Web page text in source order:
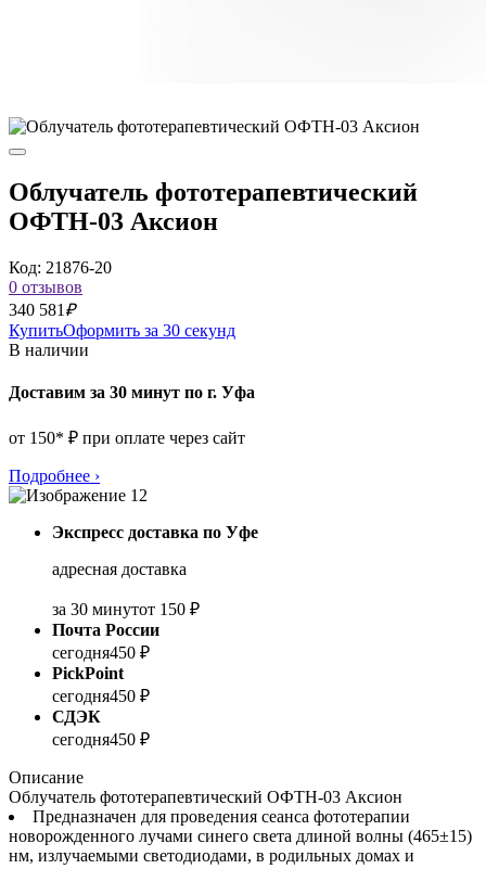
Облучатель фототерапевтический
ОФТН-03 Аксион
Код: 21876-20
0 отзывов
340 581₽
КупитьОформить за 30 секунд
В наличии
Доставим за 30 минут по г. Уфа
от 150* ₽ при оплате через сайт
Подробнее ›
Экспресс доставка по Уфе
адресная доставка
за 30 минутот 150 ₽
Почта России
сегодня450 ₽
PickPoint
сегодня450 ₽
СДЭК
сегодня450 ₽
Описание
Облучатель фототерапевтический ОФТН-03 Аксион
Предназначен для проведения сеанса фототерапии
новорожденного лучами синего света длиной волны (465±15)
нм, излучаемыми светодиодами, в родильных домах и